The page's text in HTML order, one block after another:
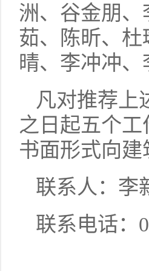
洲、谷金朋
茹、陈昕、
晴、李冲冲
凡对推荐上
之日起五个
书面形式向
联系人：李
联系电话：